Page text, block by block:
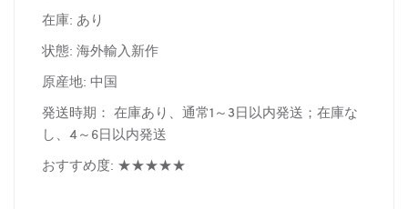
在庫: あり
状態: 海外輸入新作
原産地: 中国
発送時期： 在庫あり、通常1～3日以内発送；在庫な
し、4～6日以内発送
おすすめ度: ★★★★★